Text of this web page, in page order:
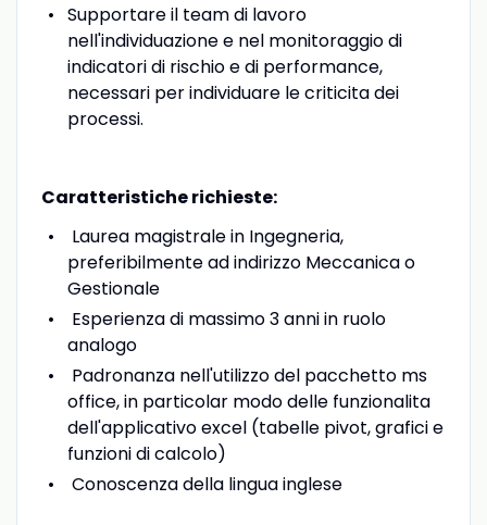
Supportare il team di lavoro
nell'individuazione e nel monitoraggio di
indicatori di rischio e di performance,
necessari per individuare le criticita dei
processi.
Caratteristiche richieste:
Laurea magistrale in Ingegneria,
preferibilmente ad indirizzo Meccanica o
Gestionale
Esperienza di massimo 3 anni in ruolo
analogo
Padronanza nell'utilizzo del pacchetto ms
office, in particolar modo delle funzionalita
dell'applicativo excel (tabelle pivot, grafici e
funzioni di calcolo)
Conoscenza della lingua inglese